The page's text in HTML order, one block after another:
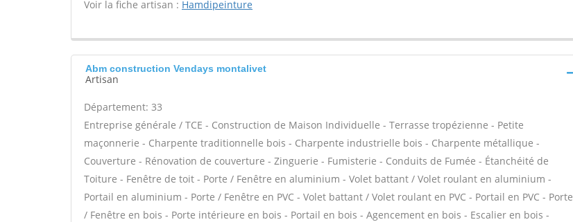
Voir la fiche artisan : Hamdipeinture
Abm construction Vendays montalivet
Artisan
Département: 33
Entreprise générale / TCE - Construction de Maison Individuelle - Terrasse tropézienne - Petite
maçonnerie - Charpente traditionnelle bois - Charpente industrielle bois - Charpente métallique -
Couverture - Rénovation de couverture - Zinguerie - Fumisterie - Conduits de Fumée - Étanchéité de
Toiture - Fenêtre de toit - Porte / Fenêtre en aluminium - Volet battant / Volet roulant en aluminium -
Portail en aluminium - Porte / Fenêtre en PVC - Volet battant / Volet roulant en PVC - Portail en PVC - Porte
/ Fenêtre en bois - Porte intérieure en bois - Portail en bois - Agencement en bois - Escalier en bois -